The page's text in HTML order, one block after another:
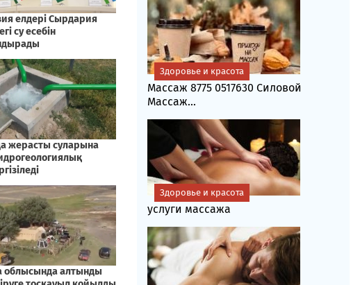
Массаж 8775 0517630 Силовой
Массаж...
Здоровье и красота
услуги массажа
Здоровье и красота